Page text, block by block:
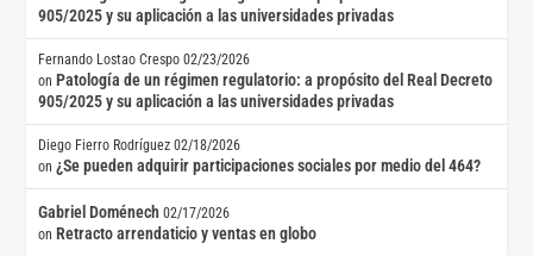
905/2025 y su aplicación a las universidades privadas
Fernando Lostao Crespo 02/23/2026
on Patología de un régimen regulatorio: a propósito del Real Decreto
905/2025 y su aplicación a las universidades privadas
Diego Fierro Rodríguez 02/18/2026
on¿Se pueden adquirir participaciones sociales por medio del 464?
Gabriel Doménech 02/17/2026
on Retracto arrendaticio y ventas en globo